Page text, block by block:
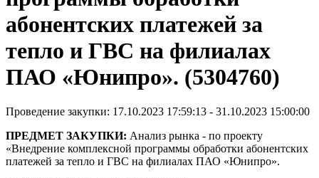
абонентских платежей за
тепло и ГВС на филиалах
ПАО «Юнипро». (5304760)
Проведение закупки: 17.10.2023 17:59:13 - 31.10.2023 15:00:00
ПРЕДМЕТ ЗАКУПКИ: Анализ рынка - по проекту
«Внедрение комплексной программы обработки абонентских
платежей за тепло и ГВС на филиалах ПАО «Юнипро».